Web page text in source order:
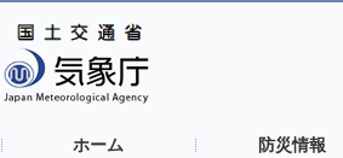
ホーム 防災情報